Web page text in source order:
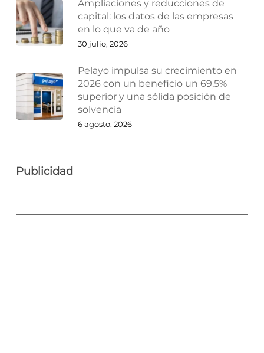
Ampliaciones y reducciones de
capital: los datos de las empresas
en lo que va de año
30 julio, 2026
Pelayo impulsa su crecimiento en
2026 con un beneficio un 69,5%
superior y una sólida posición de
solvencia
6 agosto, 2026
Publicidad